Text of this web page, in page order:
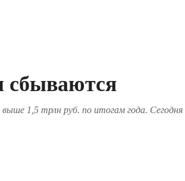
сбываются
1,5 трлн руб. по итогам года.